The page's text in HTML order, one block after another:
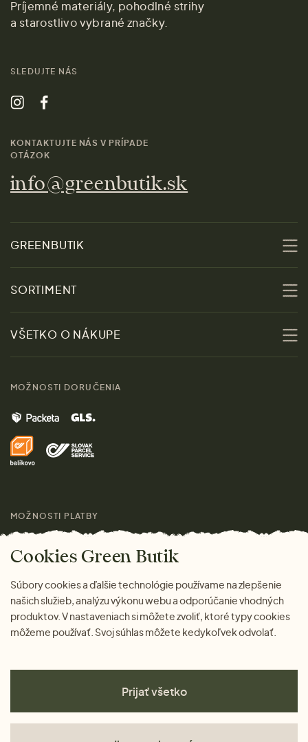
Príjemné materiály, pohodlné strihy
a starostlivo vybrané značky.
SLEDUJTE NÁS
KONTAKTUJTE NÁS V PRÍPADE
OTÁZOK
info@greenbutik.sk
GREENBUTIK
Udržateľnosť
Kontakt
Značky
Pre médiá
SORTIMENT
Zľavy
Ženy
Muži
Darčeky
VŠETKO O NÁKUPE
Doprava a platba
MOŽNOSTI DORUČENIA
MOŽNOSTI PLATBY
Cookies Green Butik
Súbory cookies a ďalšie technológie používame na zlepšenie
našich služieb, analýzu výkonu webu a odporúčanie vhodných
produktov. V nastaveniach si môžete zvoliť, ktoré typy cookies
môžeme používať. Svoj súhlas môžete kedykoľvek odvolať.
Prijať všetko